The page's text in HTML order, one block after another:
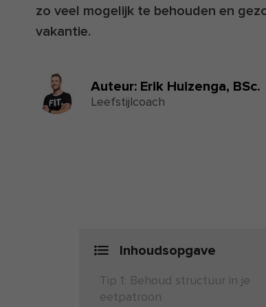
zo veel mogelijk te behouden en
vakantie.
Auteur: Erik Huizenga, BSc.
Leefstijlcoach
Inhoudsopgave
Tip 1: Behoud structuur in je
eetpatroon